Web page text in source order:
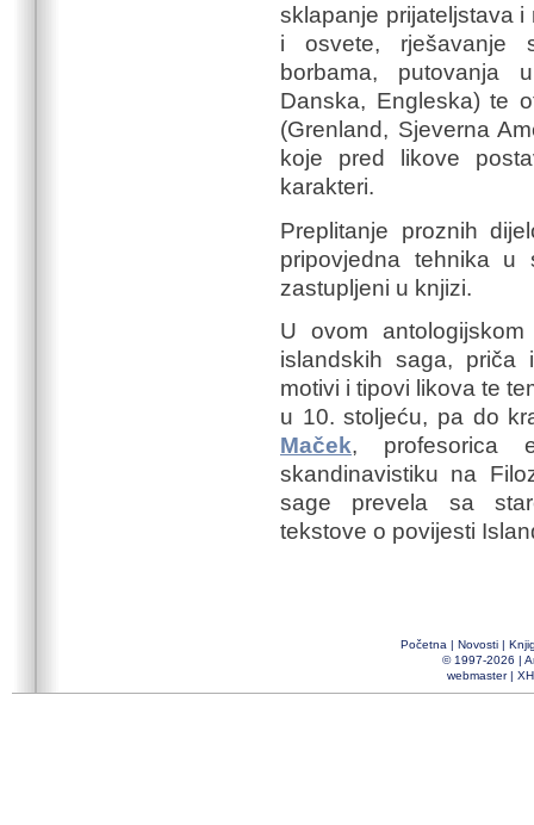
sklapanje prijateljstava
i osvete, rješavanje
borbama, putovanja
Danska, Engleska) te
(Grenland, Sjeverna
koje pred likove
karakteri.
Preplitanje proznih
pripovjedna tehnika
zastupljeni u knjizi.
U ovom
islandskih saga, priča
motivi i tipovi likova te
u 10. stoljeću, pa do
Maček, profesorica
skandinavistiku na
sage prevela sa
tekstove o povijesti
Početna | Novosti |
© 1997-2026 |
webmaster|